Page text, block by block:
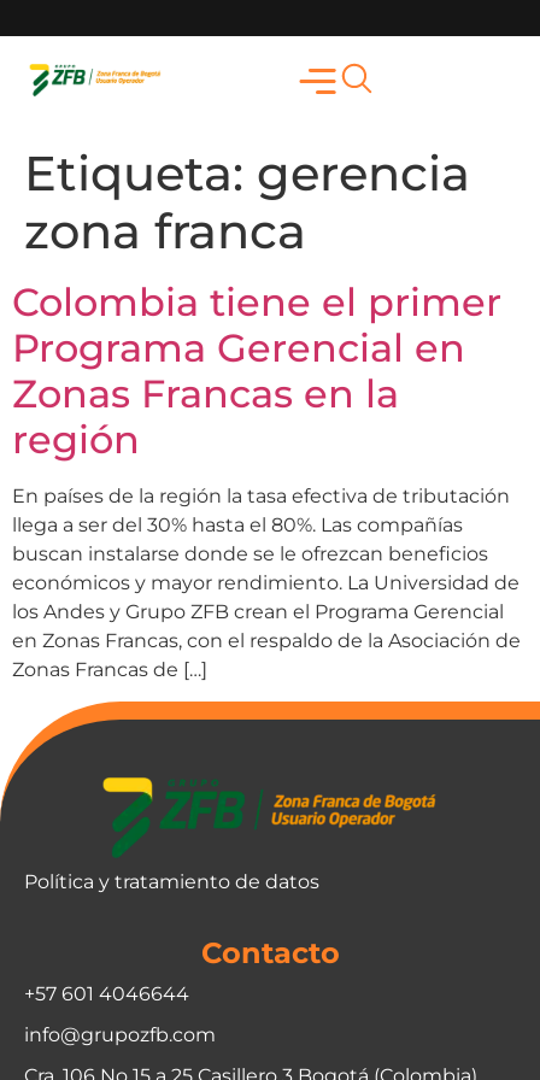
Etiqueta: gerencia
zona franca
Colombia tiene el primer
Programa Gerencial en
Zonas Francas en la
región
En países de la región la tasa efectiva de tributación
llega a ser del 30% hasta el 80%. Las compañías
buscan instalarse donde se le ofrezcan beneficios
económicos y mayor rendimiento. La Universidad de
los Andes y Grupo ZFB crean el Programa Gerencial
en Zonas Francas, con el respaldo de la Asociación de
Zonas Francas de […]
Política y tratamiento de datos
Contacto
+57 601 4046644
info@grupozfb.com